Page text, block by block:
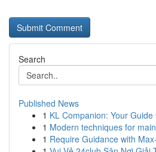
Search
Published News
1 KL Companion: Your
1 Modern techniques for
1 Require Guidance with